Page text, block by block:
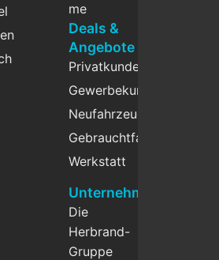
me
Deals &
Angebote
Privatkunden
Gewerbekunden
Neufahrzeuge
Gebrauchtfahrzeuge
Werkstatt
Unternehmen
Die
Herbrand-
Gruppe